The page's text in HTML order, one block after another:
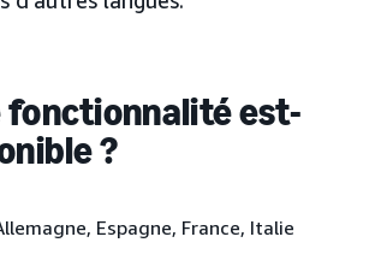
fonctionnalité est-
?
Espagne, France, Italie